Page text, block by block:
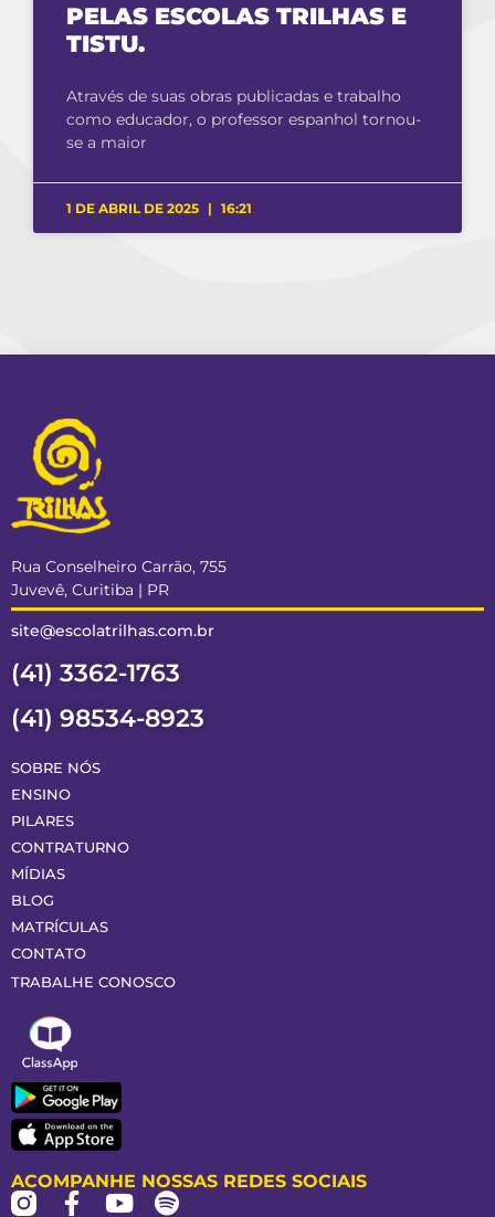
PELAS ESCOLAS TRILHAS E
TISTU.
Através de suas obras publicadas e trabalho
como educador, o professor espanhol tornou-
se a maior
1 DE ABRIL DE 2025 16:21
Rua Conselheiro Carrão, 755
Juvevê, Curitiba | PR
site@escolatrilhas.com.br
(41) 3362-1763
(41) 98534-8923
SOBRE NÓS
ENSINO
PILARES
CONTRATURNO
MÍDIAS
BLOG
MATRÍCULAS
CONTATO
TRABALHE CONOSCO
ACOMPANHE NOSSAS REDES SOCIAIS